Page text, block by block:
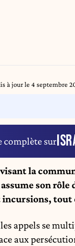
à jour le 4 septembre
complète sur
visant la
son
tout
appels se
aux